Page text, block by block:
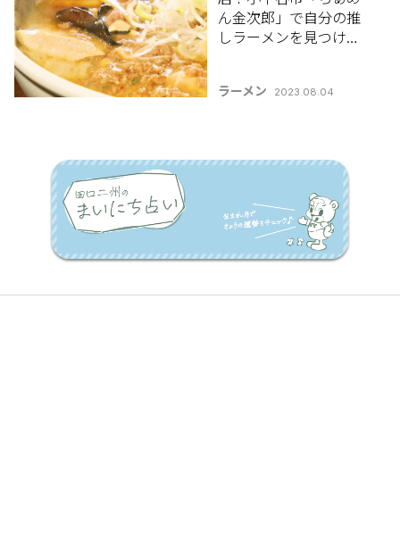
ん金次郎」で自分の推
しラーメンを見つけよ
ラーメン 2023.08.04